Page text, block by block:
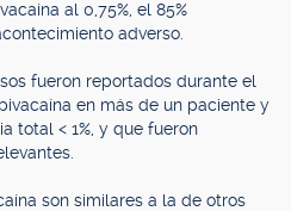
al 0,75%, el 85%
adverso.
fueron reportados durante el
en más de un paciente y
total < 1%, y que fueron
son similares a la de otros